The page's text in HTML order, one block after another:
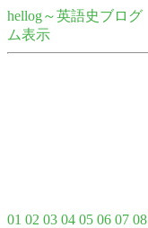
hellog～英語史ブログ
ム表示
01 02 03 04 05 06 07 08